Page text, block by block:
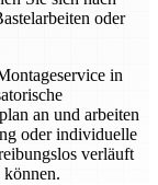
oder
in
an und arbeiten
oder individuelle
verläuft
können.